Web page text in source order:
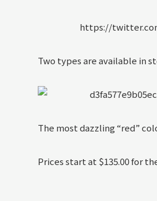
https://
Two types are available in
The most dazzling “red”
Prices start at $135.00 for